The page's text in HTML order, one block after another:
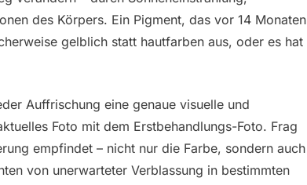
des Körpers. Ein Pigment, das vor 14 Monaten
gelblich statt hautfarben aus, oder es hat
Auffrischung eine genaue visuelle und
Foto mit dem Erstbehandlungs-Foto. Frag
empfindet – nicht nur die Farbe, sondern auch
von unerwarteter Verblassung in bestimmten